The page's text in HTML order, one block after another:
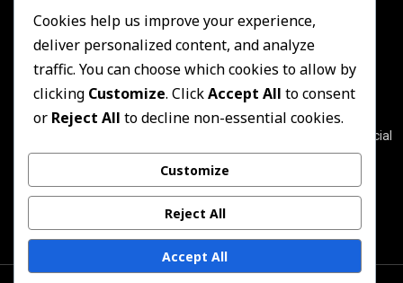
Contact US
Privacy Policy
Terms & Conditions
Newsletter
Join our subscribers list to get the latest news, updates and special
offers directly in your inbox
Subscribe
Cookies help us improve your experience,
deliver personalized content, and analyze
traffic. You can choose which cookies to allow by
clicking Customize. ClickAccept All to consent
or Reject All to decline non-essential cookies.
Customize
Reject All
Accept All